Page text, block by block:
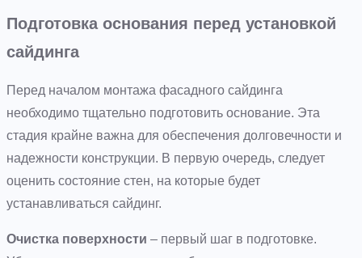
Подготовка основания перед установкой
сайдинга
Перед началом монтажа фасадного сайдинга
необходимо тщательно подготовить основание. Эта
стадия крайне важна для обеспечения долговечности и
надежности конструкции. В первую очередь, следует
оценить состояние стен, на которые будет
устанавливаться сайдинг.
Очистка поверхности – первый шаг в подготовке.